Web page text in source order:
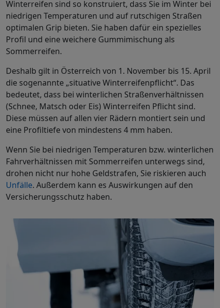
Winterreifen sind so konstruiert, dass Sie im Winter bei
niedrigen Temperaturen und auf rutschigen Straßen
optimalen Grip bieten. Sie haben dafür ein spezielles
Profil und eine weichere Gummimischung als
Sommerreifen.
Deshalb gilt in Österreich von 1. November bis 15. April
die sogenannte „situative Winterreifenpflicht“. Das
bedeutet, dass bei winterlichen Straßenverhältnissen
(Schnee, Matsch oder Eis) Winterreifen Pflicht sind.
Diese müssen auf allen vier Rädern montiert sein und
eine Profiltiefe von mindestens 4 mm haben.
Wenn Sie bei niedrigen Temperaturen bzw. winterlichen
Fahrverhältnissen mit Sommerreifen unterwegs sind,
drohen nicht nur hohe Geldstrafen, Sie riskieren auch
Unfälle. Außerdem kann es Auswirkungen auf den
Versicherungsschutz haben.